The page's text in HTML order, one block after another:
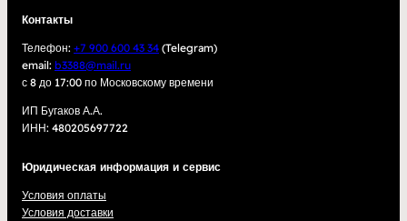
Контакты
Телефон: +7 900 600 43 34 (Telegram)
email: b3388@mail.ru
с 8 до 17:00 по Московскому времени
ИП Бугаков А.А.
ИНН: 480205697722
Юридическая информация и сервис
Условия оплаты
Условия доставки